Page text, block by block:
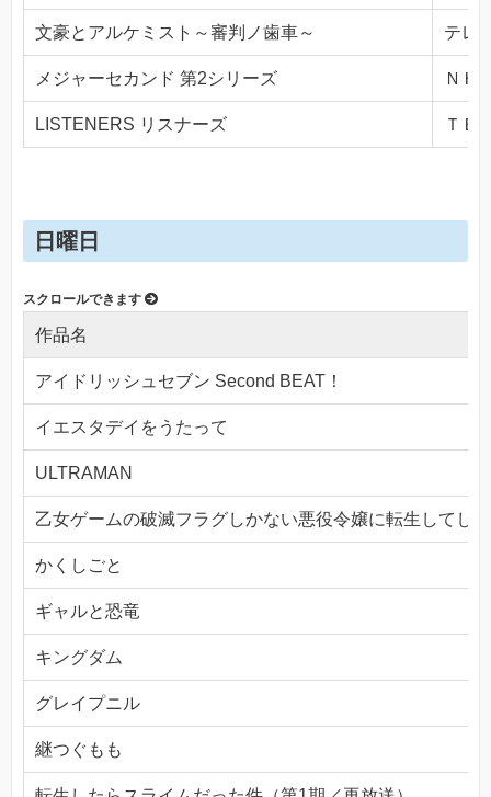
文豪とアルケミスト～審判ノ歯車～ テレ
メジャーセカンド 第2シリーズ ＮＨ
LISTENERS リスナーズ ＴＢ
日曜日
作品名
アイドリッシュセブン Second BEAT！
イエスタデイをうたって
ULTRAMAN
乙女ゲームの破滅フラグしかない悪役令嬢に転生してし
かくしごと
ギャルと恐竜
キングダム
グレイプニル
継つぐもも